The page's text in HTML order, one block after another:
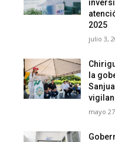
2025
julio 3,
la
mayo